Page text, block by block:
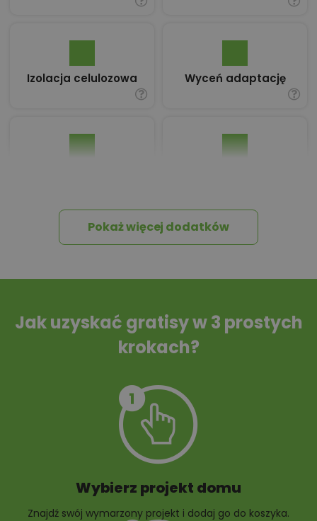
Izolacja celulozowa Wyceń adaptację
Tablica informacyjna
Przydomowa
10 projektów małej
Pokaż więcej dodatków
Jak uzyskać gratisy w 3 prostych
krokach?
Wybierz projekt domu
Znajdź swój wymarzony projekt i dodaj go do koszyka.